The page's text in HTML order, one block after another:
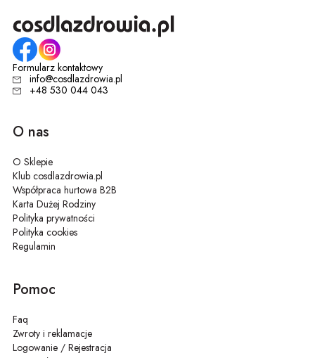
Formularz kontaktowy
info@cosdlazdrowia.pl
+48 530 044 043
O nas
O Sklepie
Klub cosdlazdrowia.pl
Współpraca hurtowa B2B
Karta Dużej Rodziny
Polityka prywatności
Polityka cookies
Regulamin
Pomoc
Faq
Zwroty i reklamacje
Logowanie / Rejestracja